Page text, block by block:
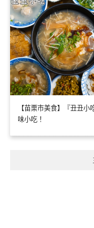
【苗栗市美食】『丑丑
味小吃！